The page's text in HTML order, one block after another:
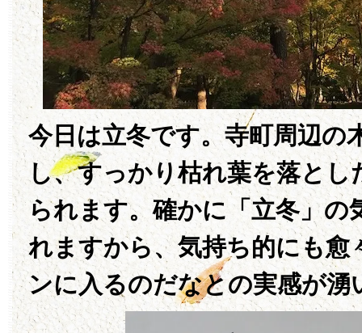
今日は立冬です。寺町周辺の
し、すっかり枯れ葉を落とし
られます。確かに「立冬」の
れますから、気持ち的にも愈
ンに入るのだなとの実感が湧